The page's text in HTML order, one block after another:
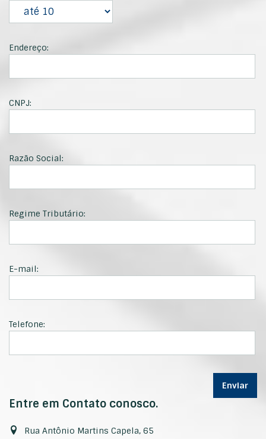
Endereço:
CNPJ:
Razão Social:
Regime Tributário:
E-mail:
Telefone:
Entre em Contato conosco.
Rua Antônio Martins Capela, 65